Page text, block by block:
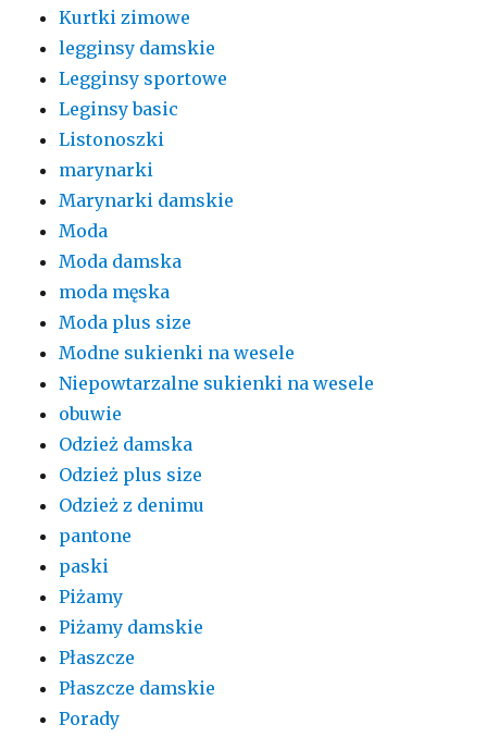
Kurtki zimowe
legginsy damskie
Legginsy sportowe
Leginsy basic
Listonoszki
marynarki
Marynarki damskie
Moda
Moda damska
moda męska
Moda plus size
Modne sukienki na wesele
Niepowtarzalne sukienki na wesele
obuwie
Odzież damska
Odzież plus size
Odzież z denimu
pantone
paski
Piżamy
Piżamy damskie
Płaszcze
Płaszcze damskie
Porady